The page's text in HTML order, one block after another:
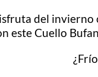
del invierno
este Cuello